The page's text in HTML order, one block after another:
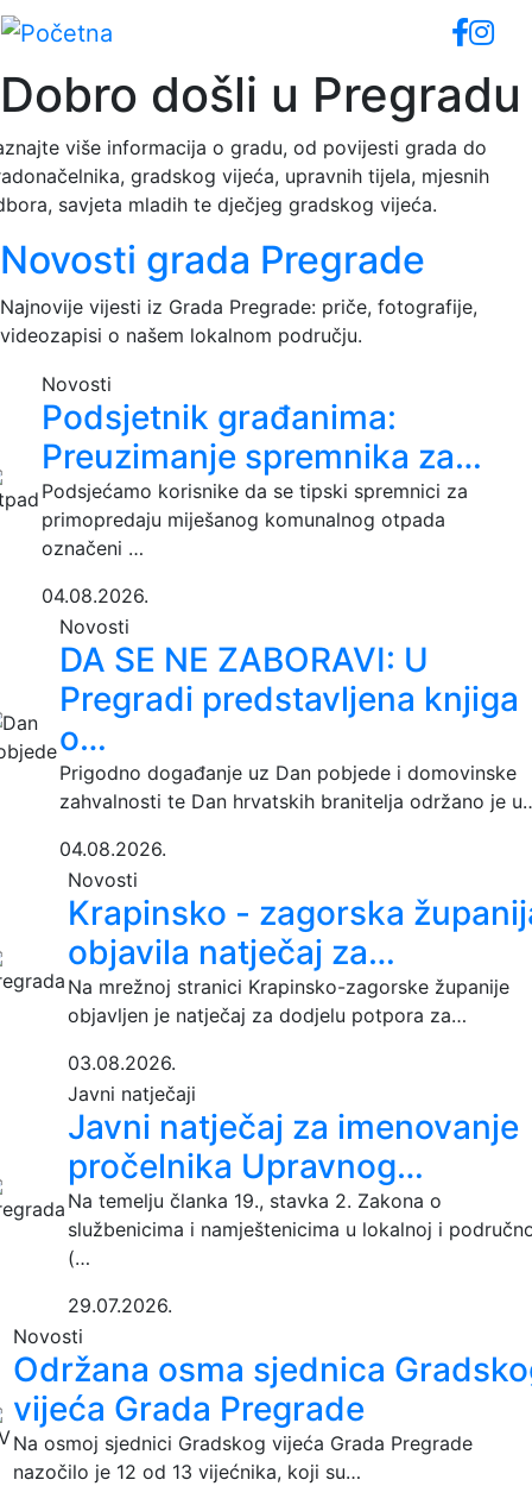
Skip
main
content
Dobro došli u Pregradu
više informacija o gradu, od povijesti grada do
gradskog vijeća, upravnih tijela, mjesnih
savjeta mladih te dječjeg gradskog vijeća.
Novosti grada Pregrade
Najnovije vijesti iz Grada Pregrade: priče, fotografije,
videozapisi o našem lokalnom području.
Novosti
Podsjetnik građanima:
Preuzimanje spremnika za…
Podsjećamo korisnike da se tipski spremnici za
primopredaju miješanog komunalnog otpada
označeni …
04.08.2026.
Novosti
DA SE NE ZABORAVI: U
Pregradi predstavljena knjiga
o…
Prigodno događanje uz Dan pobjede i domovinske
zahvalnosti te Dan hrvatskih branitelja održano je
04.08.2026.
Novosti
Krapinsko - zagorska
objavila natječaj za…
Na mrežnoj stranici Krapinsko-zagorske županije
objavljen je natječaj za dodjelu potpora za…
03.08.2026.
Javni natječaji
Javni natječaj za imenovanje
pročelnika Upravnog…
Na temelju članka 19., stavka 2. Zakona o
službenicima i namještenicima u lokalnoj i
(…
29.07.2026.
Novosti
Održana osma sjednica
vijeća Grada Pregrade
Na osmoj sjednici Gradskog vijeća Grada Pregrade
nazočilo je 12 od 13 vijećnika, koji su…